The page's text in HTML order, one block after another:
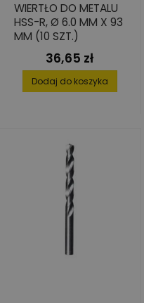
WIERTŁO DO METALU
HSS-R, Ø 6.0 MM X 93
MM (10 SZT.)
Cena
36,65 zł
Dodaj do koszyka